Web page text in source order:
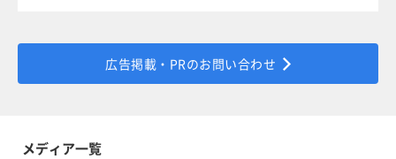
広告掲載・PRのお問い合わせ
メディア一覧